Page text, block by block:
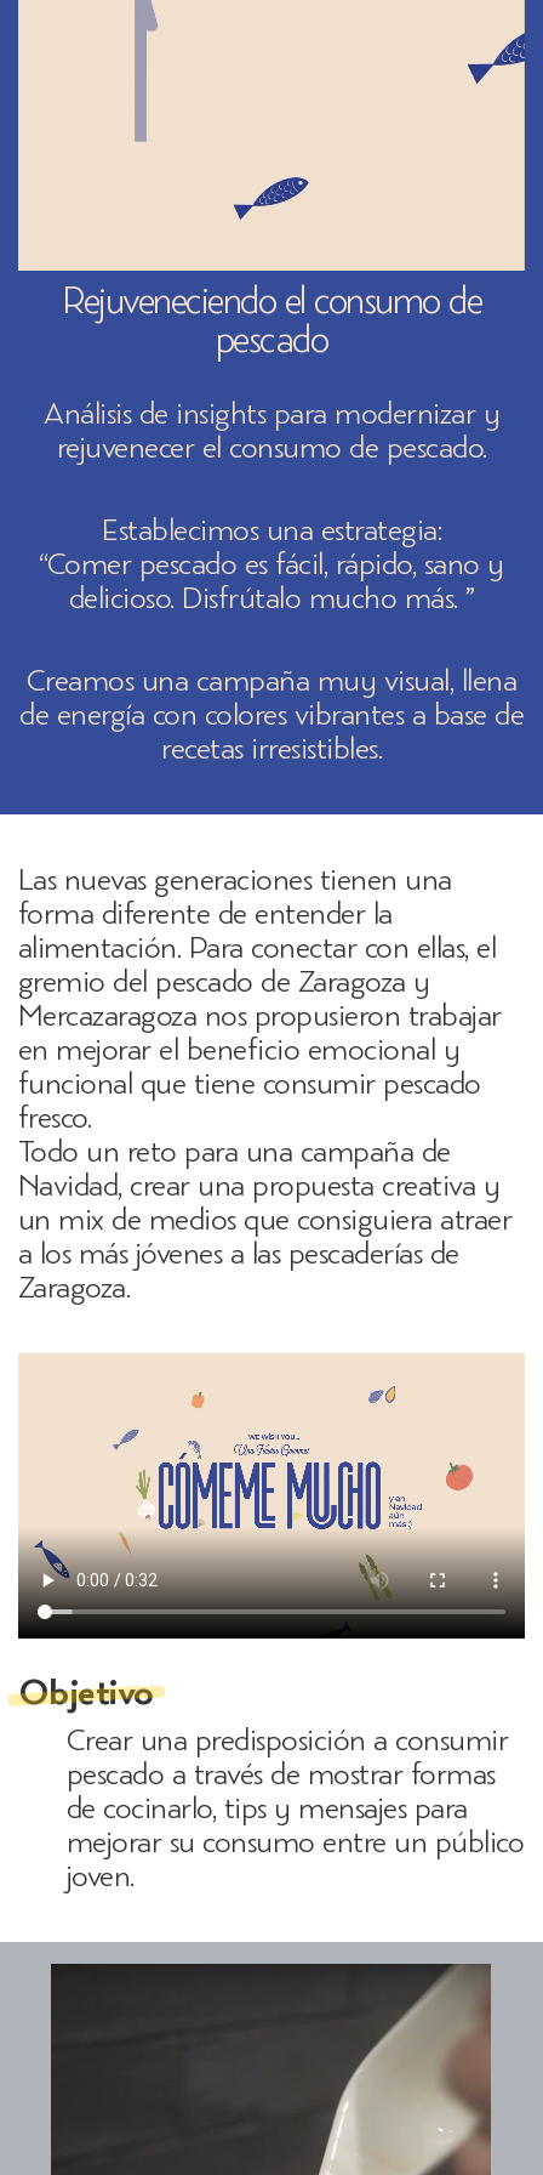
Rejuveneciendo el consumo de
pescado
Análisis de insights para modernizar y
rejuvenecer el consumo de pescado.
Establecimos una estrategia:
“Comer pescado es fácil, rápido, sano y
delicioso. Disfrútalo mucho más. ”
Creamos una campaña muy visual, llena
de energía con colores vibrantes a base de
recetas irresistibles.
Las nuevas generaciones tienen una
forma diferente de entender la
alimentación. Para conectar con ellas, el
gremio del pescado de Zaragoza y
Mercazaragoza nos propusieron trabajar
en mejorar el beneficio emocional y
funcional que tiene consumir pescado
fresco.
Todo un reto para una campaña de
Navidad, crear una propuesta creativa y
un mix de medios que consiguiera atraer
a los más jóvenes a las pescaderías de
Zaragoza.
Objetivo
Crear una predisposición a consumir
pescado a través de mostrar formas
de cocinarlo, tips y mensajes para
mejorar su consumo entre un público
joven.